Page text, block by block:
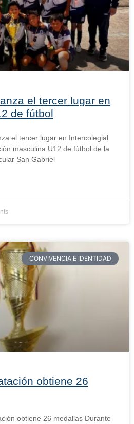
el tercer lugar en
de fútbol
el tercer lugar en Intercolegial
masculina U12 de fútbol de la
San Gabriel
CONVIVENCIA E IDENTIDAD
obtiene 26
obtiene 26 medallas Durante